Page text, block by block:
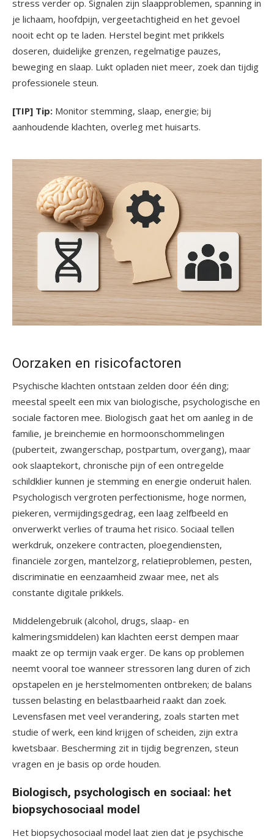
stress verder op. Signalen zijn slaapproblemen, spanning in
je lichaam, hoofdpijn, vergeetachtigheid en het gevoel
nooit echt op te laden. Herstel begint met prikkels
doseren, duidelijke grenzen, regelmatige pauzes,
beweging en slaap. Lukt opladen niet meer, zoek dan tijdig
professionele steun.
[TIP] Tip: Monitor stemming, slaap, energie; bij
aanhoudende klachten, overleg met huisarts.
Oorzaken en risicofactoren
Psychische klachten ontstaan zelden door één ding;
meestal speelt een mix van biologische, psychologische en
sociale factoren mee. Biologisch gaat het om aanleg in de
familie, je breinchemie en hormoonschommelingen
(puberteit, zwangerschap, postpartum, overgang), maar
ook slaaptekort, chronische pijn of een ontregelde
schildklier kunnen je stemming en energie onderuit halen.
Psychologisch vergroten perfectionisme, hoge normen,
piekeren, vermijdingsgedrag, een laag zelfbeeld en
onverwerkt verlies of trauma het risico. Sociaal tellen
werkdruk, onzekere contracten, ploegendiensten,
financiële zorgen, mantelzorg, relatieproblemen, pesten,
discriminatie en eenzaamheid zwaar mee, net als
constante digitale prikkels.
Middelengebruik (alcohol, drugs, slaap- en
kalmeringsmiddelen) kan klachten eerst dempen maar
maakt ze op termijn vaak erger. De kans op problemen
neemt vooral toe wanneer stressoren lang duren of zich
opstapelen en je herstelmomenten ontbreken; de balans
tussen belasting en belastbaarheid raakt dan zoek.
Levensfasen met veel verandering, zoals starten met
studie of werk, een kind krijgen of scheiden, zijn extra
kwetsbaar. Bescherming zit in tijdig begrenzen, steun
vragen en je basis op orde houden.
Biologisch, psychologisch en sociaal: het
biopsychosociaal model
Het biopsychosociaal model laat zien dat je psychische